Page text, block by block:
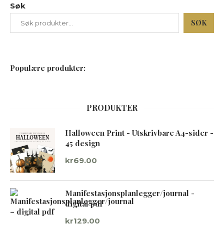
Søk
SØK
Populære produkter:
PRODUKTER
Halloween Print - Utskrivbare A4-sider -
45 design
kr69.00
Manifestasjonsplanlegger/journal -
digital pdf
kr129.00